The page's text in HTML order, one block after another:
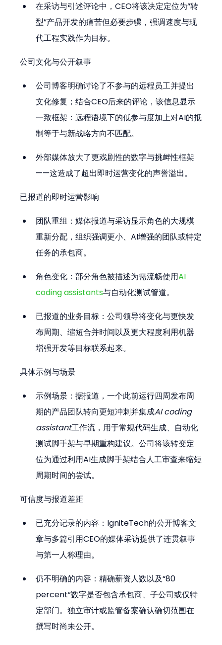
在采访与引述评论中，CEO将该决定定位为“转
型”产品开发的痛苦但必要步骤，强调速度与现
代工程实践作为目标。
公司文化与公开叙事
公司博客明确讨论了不参与的远程员工并提出
文化修复；结合CEO后来的评论，该信息显示
一致框架：远程语境下的低参与度加上对AI的抵
制等于与新战略方向不匹配。
外部媒体放大了更戏剧性的数字与挑衅性框架
——这造成了超出即时运营变化的声誉溢出。
已报道的即时运营影响
团队重组：媒体报道与采访显示角色的大规模
重新分配，组织强调更小、AI增强的团队或特定
任务的承包商。
角色变化：部分角色被描述为需流畅使用AI
coding assistants与自动化测试管道。
已报道的业务目标：公司领导将变化与更快发
布周期、缩短合并时间以及更大程度利用机器
增强开发等目标联系起来。
具体示例与场景
示例场景：据报道，一个此前运行四周发布周
期的产品团队转向更短冲刺并集成AI coding
assistant工作流，用于常规代码生成、自动化
测试脚手架与早期重构建议。公司将该转变定
位为通过利用AI生成脚手架结合人工审查来缩短
周期时间的尝试。
可信度与报道差距
已充分记录的内容：IgniteTech的公开博客文
章与多篇引用CEO的媒体采访提供了连贯叙事
与第一人称理由。
仍不明确的内容：精确薪资人数以及“80
percent”数字是否包含承包商、子公司或仅特
定部门。独立审计或监管备案确认确切范围在
撰写时尚未公开。